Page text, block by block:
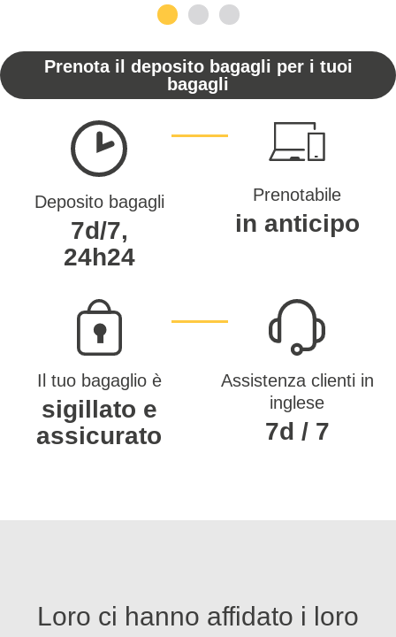
Prenota il deposito bagagli per i tuoi
bagagli
Deposito bagagli
7d/7,
24h24
Prenotabile
in anticipo
Il tuo bagaglio è
sigillato e
assicurato
Assistenza clienti in
inglese
7d / 7
Loro ci hanno affidato i loro